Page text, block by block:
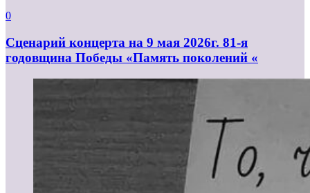
0
Сценарий концерта на 9 мая 2026г. 81-я
годовщина Победы «Память поколений «